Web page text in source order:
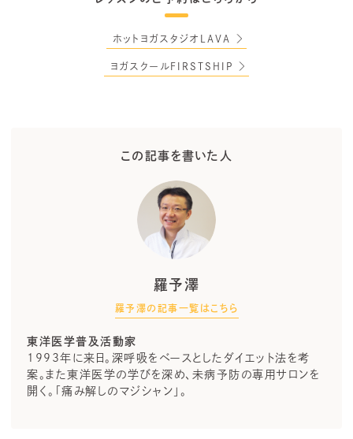
ホットヨガスタジオLAVA
ヨガスクールFIRSTSHIP
この記事を書いた人
羅予澤
羅予澤の記事一覧はこちら
東洋医学普及活動家
1993年に来日。深呼吸をベースとしたダイエット法を考
案。また東洋医学の学びを深め、未病予防の専用サロンを
開く。「痛み解しのマジシャン」。